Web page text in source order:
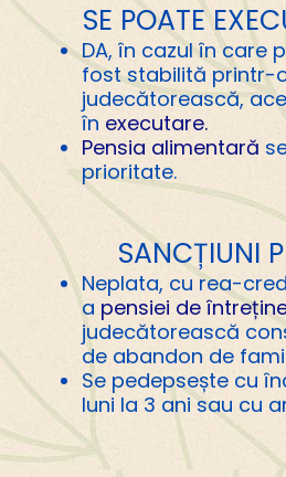
SE POATE
DA, în cazul în care
fost stabilită printr-
judecătorească,
în executare.
Pensia alimentară
prioritate.
SANCȚIUNI
Neplata, cu rea-
a pensiei de
judecătorească
de abandon de
Se pedepsește cu
luni la 3 ani sau cu